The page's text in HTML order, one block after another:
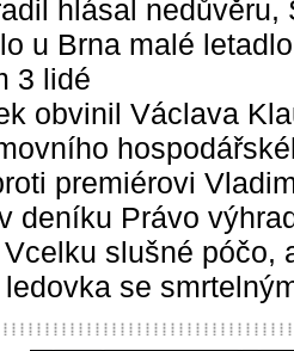
hlásal nedůvěru,
u Brna malé
3 lidé
obvinil Václava
premiérovi
deníku Právo
slušné póčo,
se